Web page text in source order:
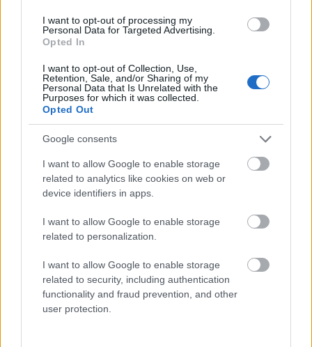
I want to opt-out of processing my
Personal Data for Targeted Advertising.
Opted In
I want to opt-out of Collection, Use,
Retention, Sale, and/or Sharing of my
Personal Data that Is Unrelated with the
Purposes for which it was collected.
Opted Out
Google consents
I want to allow Google to enable storage
related to analytics like cookies on web or
device identifiers in apps.
I want to allow Google to enable storage
related to personalization.
I want to allow Google to enable storage
related to security, including authentication
functionality and fraud prevention, and other
user protection.
oprzeć
opos
niemniej
kagańcowy
spójnik nieciągły